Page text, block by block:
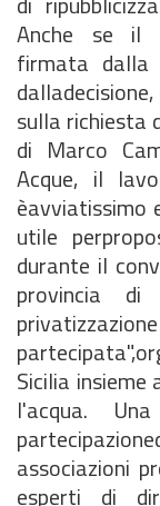
Anche se il
firmata dalla
sulla richiesta
di Marco
Acque, il
èavviatissimo
utile
durante il
provincia di
Sicilia insieme
l'acqua.
associazioni
esperti di